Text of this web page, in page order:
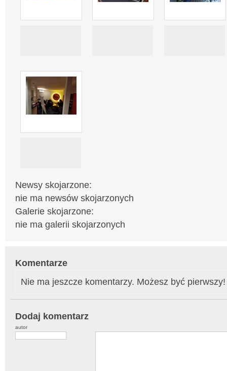
Newsy skojarzone:
nie ma newsów skojarzonych
Galerie skojarzone:
nie ma galerii skojarzonych
Komentarze
Nie ma jeszcze komentarzy. Możesz być pierwszy!
Dodaj komentarz
autor